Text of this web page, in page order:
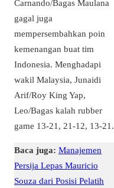
Carnando/Bagas Maulana
gagal juga
mempersembahkan poin
kemenangan buat tim
Indonesia. Menghadapi
wakil Malaysia, Junaidi
Arif/Roy King Yap,
Leo/Bagas kalah rubber
game 13-21, 21-12, 13-21.
Baca juga: Manajemen
Persija Lepas Mauricio
Souza dari Posisi Pelatih